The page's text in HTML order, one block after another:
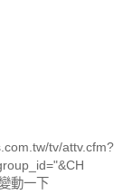
tv/attv.cfm?
動一下